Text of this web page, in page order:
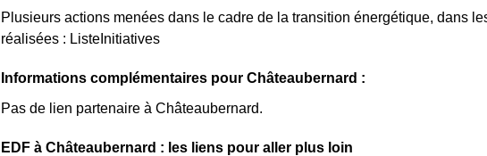
Plusieurs actions menées dans le cadre de la transition énergétique, dans
réalisées : ListeInitiatives
Informations complémentaires pour Châteaubernard :
Pas de lien partenaire à Châteaubernard.
EDF à Châteaubernard : les liens pour aller plus loin